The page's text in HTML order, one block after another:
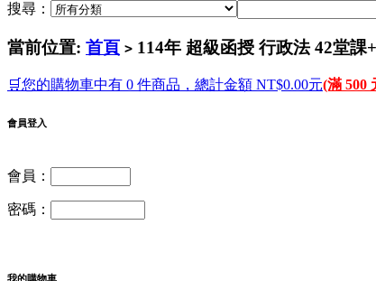
搜尋：
當前位置: 首頁 > 114年 超級函授 行政法 42堂
🛒您的購物車中有 0 件商品，總計金額 NT$0.00元(滿 500
會員登入
會員：
密碼：
我的購物車